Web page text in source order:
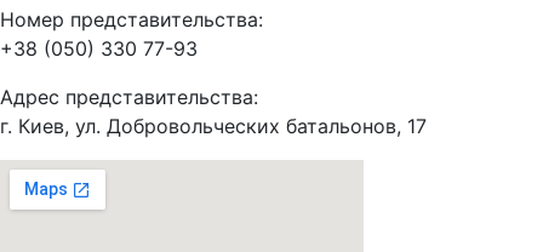
Номер представительства:
+38 (050) 330 77-93
Адрес представительства:
г. Киев, ул. Добровольческих батальонов, 17